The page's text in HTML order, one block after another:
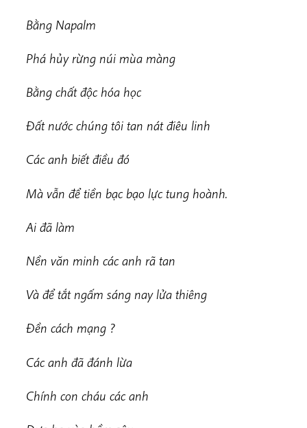
Bằng Napalm
Phá hủy rừng núi mùa màng
Bằng chất độc hóa học
Đất nước chúng tôi tan nát điêu linh
Các anh biết điều đó
Mà vẫn để tiền bạc bạo lực tung hoành.
Ai đã làm
Nền văn minh các anh rã tan
Và để tắt ngấm sáng nay lửa thiêng
Đền cách mạng ?
Các anh đã đánh lừa
Chính con cháu các anh